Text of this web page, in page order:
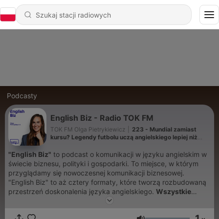
Podcasty
English Biz - Radio TOK FM
TOK FM Olga Pietrykiewicz
223 - Mundial zamiast
kursu? Legendy futbolu uczą angielskiego lepiej niż
"English Biz" to podcast o komunikacji w języku angielskim w
świecie biznesu, polityki i gospodarki. To miejsce, w którym
przyglądamy się nowoczesnej komunikacji biznesowej.
"English Biz" to aż cztery formaty, które tworzą rozbudowaną
przestrzeń doskonalenia języka angielskiego. Wszystkie
odcinki znajdziesz w aplikacji TOK FM i na